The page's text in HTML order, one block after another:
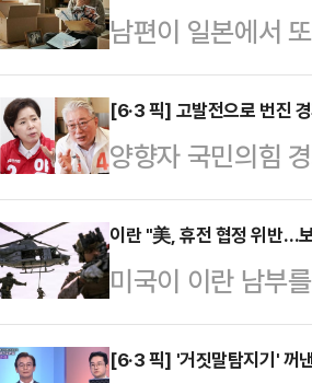
남편이 일본에서
상간녀를 상대로
오 ‘조인섭 변호
알게 된 여성 A씨
기며 자기 관리가
만큼 다정한 남편
의 중역으로 반도
을 했다”며 “…
[6·3 픽] 고발전으로 번진
양향자 국민의힘
조응천 개혁신당
너간 분위기다.조
양향자 후보의 학
앙선관위에 이의
태는 피선거권 박
이란 "美, 휴전 협정 위반…
미국이 이란 남부
을 예고했다.AP통
지난 48시간 동안
[6·3 픽] '거짓말탐지기' 꺼